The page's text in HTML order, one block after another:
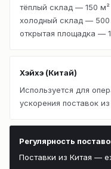
тёплый склад — 150 м²
холодный склад —
открытая площадка —
Хэйхэ (Китай)
Используется для
ускорения поставок из
Регулярность
Поставки из Китая —